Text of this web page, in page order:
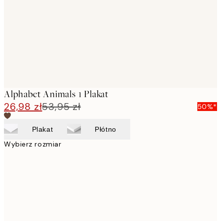
Alphabet Animals 1 Plakat
26,98 zł53,95 zł 50%*
Plakat Płótno
Wybierz rozmiar